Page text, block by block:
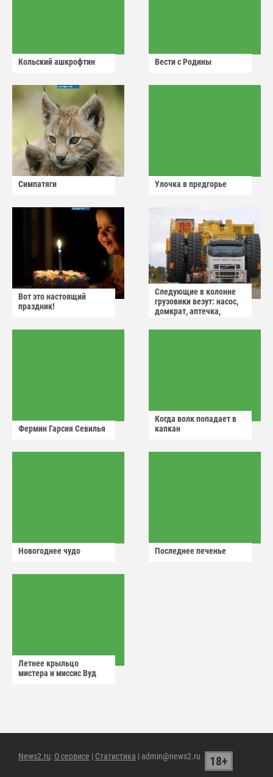
Кольский ашкрофтин Вести с Родины
Симпатяги Улочка в предгорье
Вот это настоящий
праздник!
Следующие в колонне
грузовики везут: насос,
домкрат, аптечка,
Фермин Гарсия Севилья
Когда волк попадает в
капкан
Новогоднее чудо Последнее печенье
Летнее крыльцо
мистера и миссис Вуд
News2.ru: О сервисе | Статистика | admin@news2.ru 18+